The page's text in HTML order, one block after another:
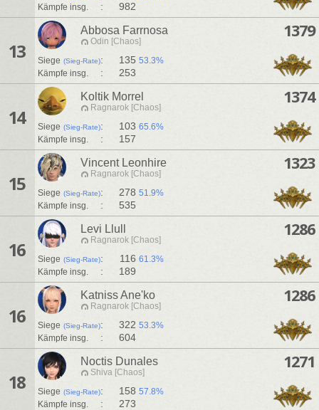
Kämpfe insg.
: 982
13
Abbosa Farrnosa
Odin [Chaos]
Siege (Sieg-Rate): 135 53.3%
Kämpfe insg.
: 253
1379
14
Koltik Morrel
Ragnarok [Chaos]
Siege (Sieg-Rate): 103 65.6%
Kämpfe insg.
: 157
1374
15
Vincent Leonhire
Ragnarok [Chaos]
Siege (Sieg-Rate): 278 51.9%
Kämpfe insg.
: 535
1323
16
Levi Llull
Ragnarok [Chaos]
Siege (Sieg-Rate): 116 61.3%
Kämpfe insg.
: 189
1286
16
Katniss Ane'ko
Ragnarok [Chaos]
Siege (Sieg-Rate): 322 53.3%
Kämpfe insg.
: 604
1286
18
Noctis Dunales
Shiva [Chaos]
Siege (Sieg-Rate): 158 57.8%
Kämpfe insg.
: 273
1271